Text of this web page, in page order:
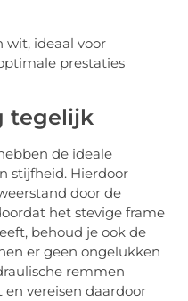
tegelijk
de ideale
stijfheid. Hierdoor
door de
het stevige frame
behoud je ook de
er geen ongelukken
remmen
vereisen daardoor